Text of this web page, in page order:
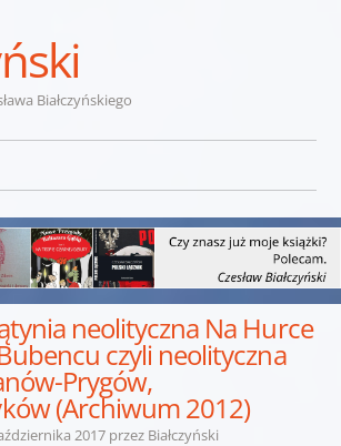
Białczyńskiego
neolityczna Na Hurce
czyli neolityczna
Prygów,
(Archiwum 2012)
2017przez Białczyński